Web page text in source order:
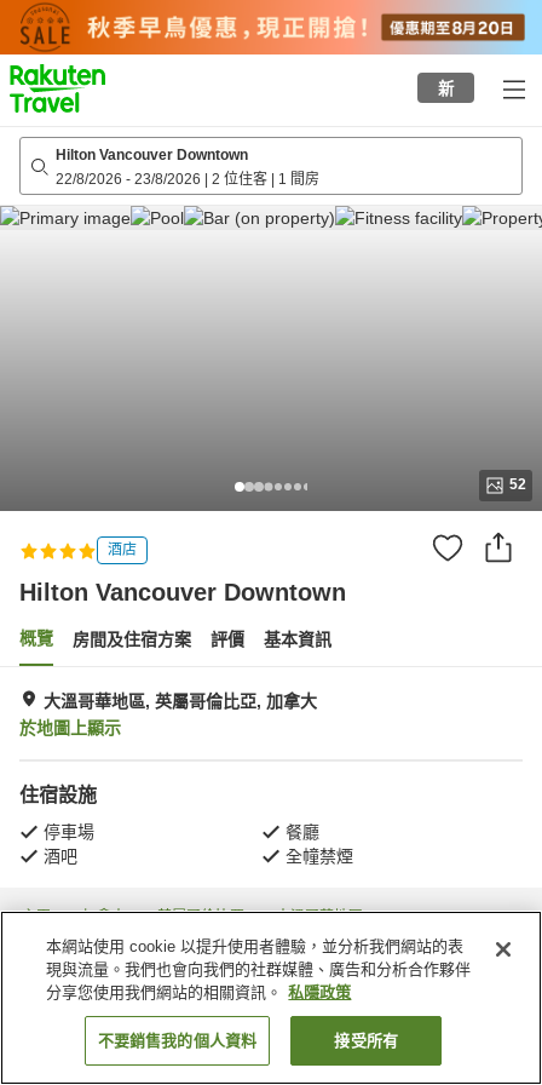
to
top
page
新
Hilton Vancouver Downtown
22/8/2026 - 23/8/2026 | 2 位住客 | 1 間房
52
酒店
Hilton Vancouver Downtown
概覽 房間及住宿方案 評價 基本資訊
大溫哥華地區, 英屬哥倫比亞, 加拿大
於地圖上顯示
住宿設施
停車場
餐廳
酒吧
全幢禁煙
主頁 加拿大 英屬哥倫比亞
大溫哥華地區
Hilton Vancouver Downtown
找客房
本網站使用 cookie 以提升使用者體驗，並分析我們網站的表
現與流量。我們也會向我們的社群媒體、廣告和分析合作夥伴
分享您使用我們網站的相關資訊。
私隱政策
不要銷售我的個人資料 接受所有